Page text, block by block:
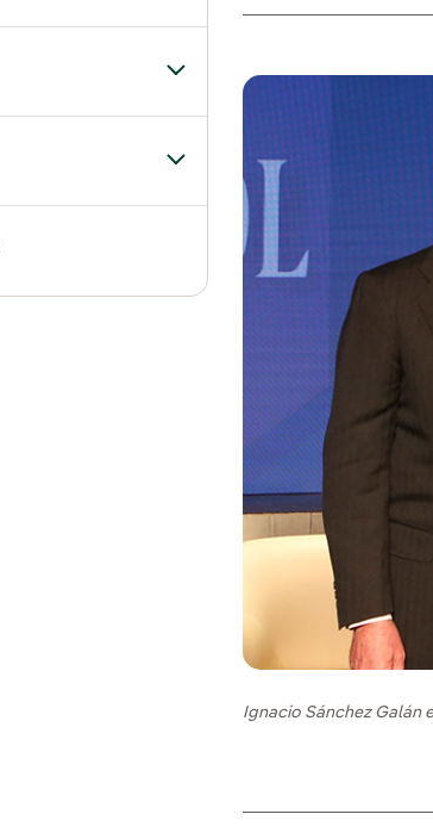
Alternar el submenú para
Alternar el submenú para
Ignacio Sánchez Galán